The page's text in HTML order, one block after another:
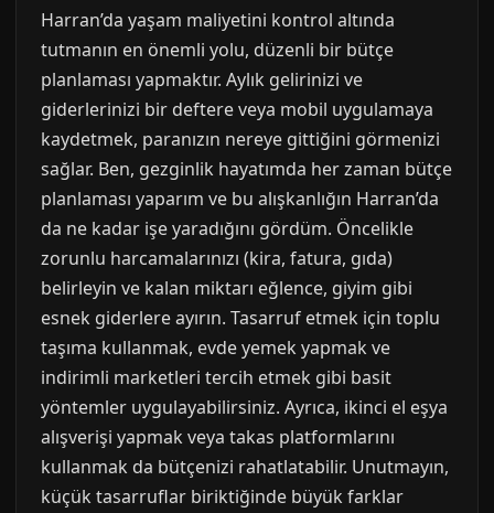
Harran’da yaşam maliyetini kontrol altında
tutmanın en önemli yolu, düzenli bir bütçe
planlaması yapmaktır. Aylık gelirinizi ve
giderlerinizi bir deftere veya mobil uygulamaya
kaydetmek, paranızın nereye gittiğini görmenizi
sağlar. Ben, gezginlik hayatımda her zaman bütçe
planlaması yaparım ve bu alışkanlığın Harran’da
da ne kadar işe yaradığını gördüm. Öncelikle
zorunlu harcamalarınızı (kira, fatura, gıda)
belirleyin ve kalan miktarı eğlence, giyim gibi
esnek giderlere ayırın. Tasarruf etmek için toplu
taşıma kullanmak, evde yemek yapmak ve
indirimli marketleri tercih etmek gibi basit
yöntemler uygulayabilirsiniz. Ayrıca, ikinci el eşya
alışverişi yapmak veya takas platformlarını
kullanmak da bütçenizi rahatlatabilir. Unutmayın,
küçük tasarruflar biriktiğinde büyük farklar